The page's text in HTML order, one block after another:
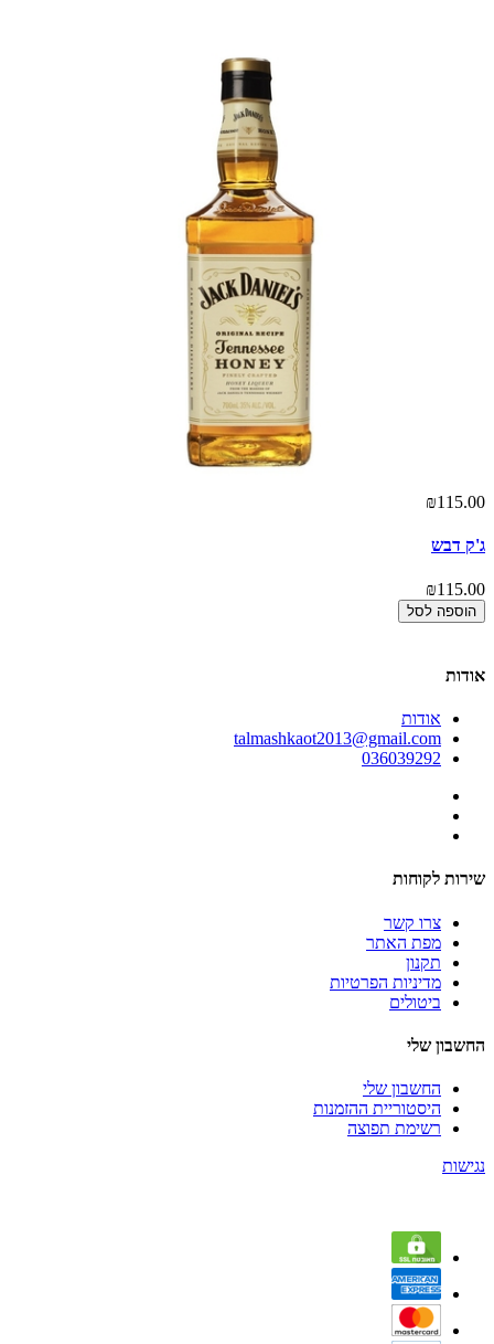
₪115.00
ג'ק דבש
₪115.00
הוספה לסל
אודות
אודות
talmashkaot2013@gmail.com
036039292
שירות לקוחות
צרו קשר
מפת האתר
תקנון
מדיניות הפרטיות
ביטולים
החשבון שלי
החשבון שלי
היסטוריית ההזמנות
רשימת תפוצה
נגישות